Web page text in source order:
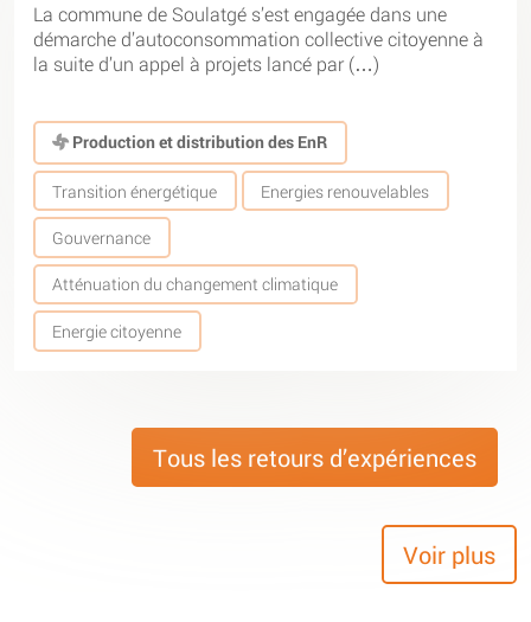
La commune de Soulatgé s’est engagée dans une
démarche d’autoconsommation collective citoyenne à
la suite d’un appel à projets lancé par (…)
Production et distribution des EnR
Transition énergétique Energies renouvelables
Gouvernance
Atténuation du changement climatique
Energie citoyenne
Tous les retours d’expériences
Voir plus